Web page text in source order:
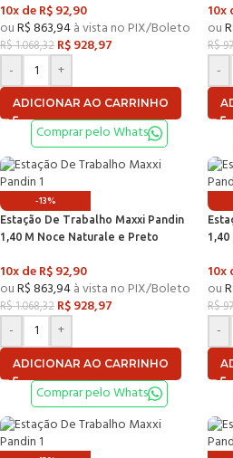
10x deR$92,90
ouR$863,94à vista no PIX/Boleto
R$1.068,32 R$928,97
-
+
ADICIONAR AO CARRINHO
Comprar pelo Whats
10x
ou
R$
-
-13%
Estação De Trabalho Maxxi Pandin
1,40 M Noce Naturale e Preto
10x deR$92,90
ouR$863,94à vista no PIX/Boleto
R$1.068,32 R$928,97
-
+
ADICIONAR AO CARRINHO
Comprar pelo Whats
10x
ou
R$
-